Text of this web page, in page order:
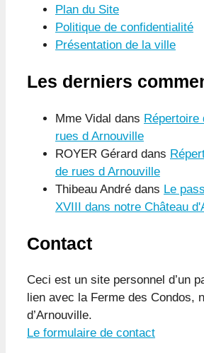
Plan du Site
Politique de confidentialité
Présentation de la ville
Les derniers
Mme Vidal dans Répertoire
rues d Arnouville
ROYER Gérard dans
de rues d Arnouville
Thibeau André dans Le
XVIII dans notre Château
Contact
Ceci est un site personnel d’un
lien avec la Ferme des Condos,
d’Arnouville.
Le formulaire de contact